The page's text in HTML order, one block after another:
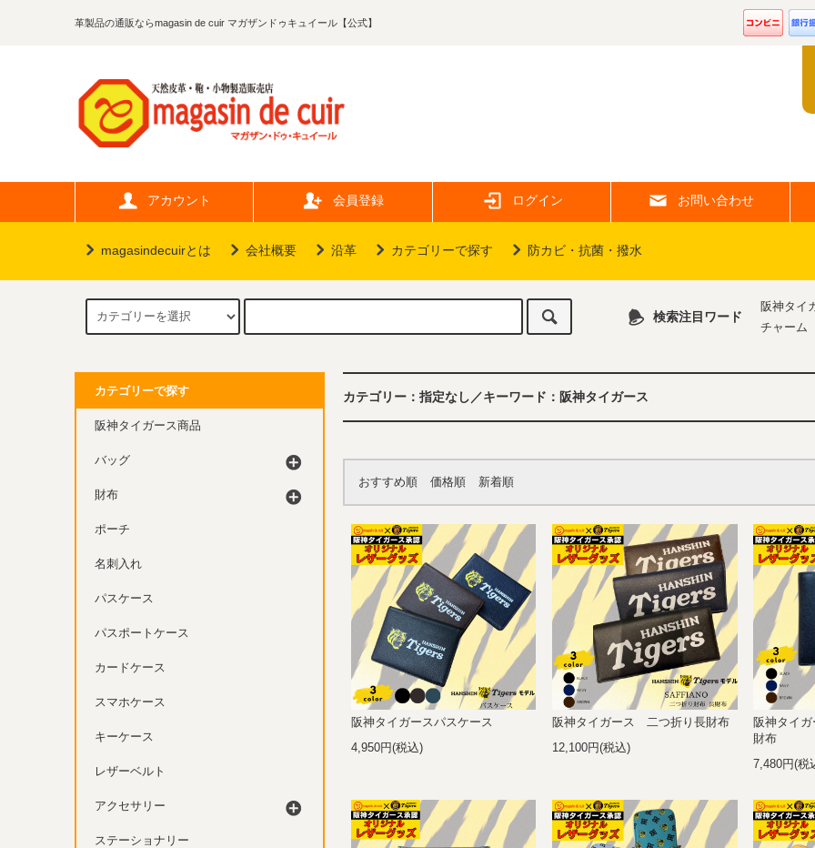
革製品の通販ならmagasin de cuir マガザンドゥキュイール【公式】
アカウント 会員登録 ログイン お問い合わせ
magasindecuirとは 会社概要 沿革 カテゴリーで探す 防カビ・抗菌・撥水
検索注目ワード
阪神タイ
チャーム
カテゴリー：指定なし／キーワード：阪神タイガース
おすすめ順 価格順 新着順
阪神タイガースパスケース
4,950円(税込)
阪神タイガース 二つ折り長財布
12,100円(税込)
阪神タイ
財布
7,480円(税
カテゴリーで探す
阪神タイガース商品
バッグ
財布
ポーチ
名刺入れ
パスケース
パスポートケース
カードケース
スマホケース
キーケース
レザーベルト
アクセサリー
ステーショナリー